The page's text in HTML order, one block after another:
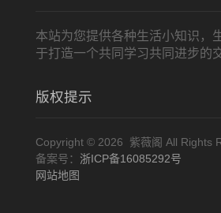
本站为您提供各种生活小知识，
于打造一个共同学习共同进步的
版权提示
Copyright © 2026 紫薇阁 All Rights
备案号： 浙ICP备16085292号
网站地图